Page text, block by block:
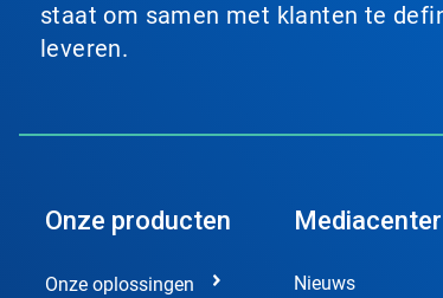
staat om samen met klanten te
leveren.
Onze producten
Onze oplossingen
Mediacenter
Nieuws